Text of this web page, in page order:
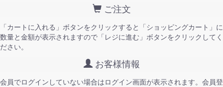
ご注文
「カートに入れる」ボタンをクリックすると「ショッピングカート」に
数量と金額が表示されますので「レジに進む」ボタンをクリックしてく
ださい。
お客様情報
会員でログインしていない場合はログイン画面が表示されます。会員登